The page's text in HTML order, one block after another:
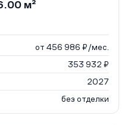
м²
от 456 986 ₽/мес.
353 932 ₽
2027
без отделки